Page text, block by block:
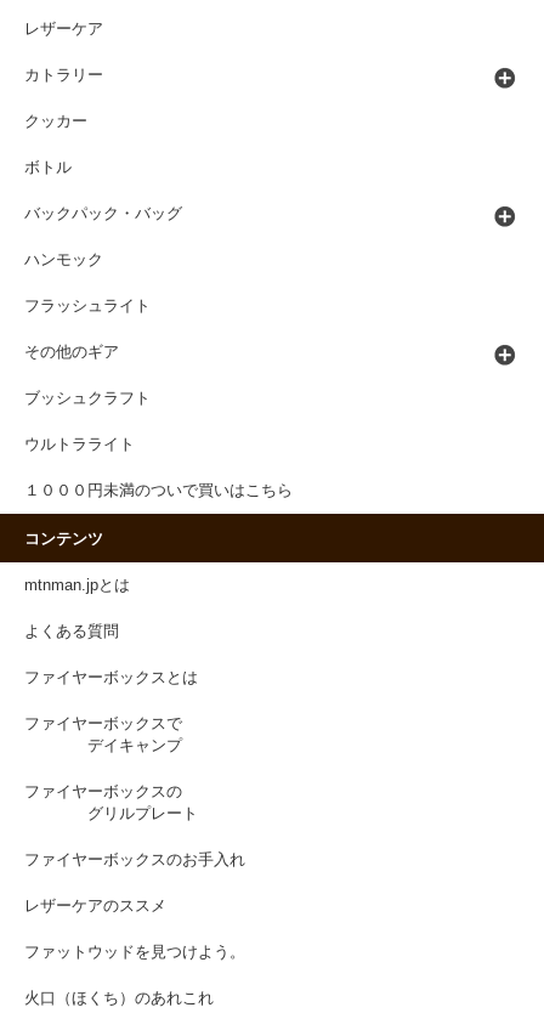
レザーケア
カトラリー
クッカー
ボトル
バックパック・バッグ
ハンモック
フラッシュライト
その他のギア
ブッシュクラフト
ウルトラライト
１０００円未満のついで買いはこちら
コンテンツ
mtnman.jpとは
よくある質問
ファイヤーボックスとは
ファイヤーボックスで
デイキャンプ
ファイヤーボックスの
グリルプレート
ファイヤーボックスのお手入れ
レザーケアのススメ
ファットウッドを見つけよう。
火口（ほくち）のあれこれ